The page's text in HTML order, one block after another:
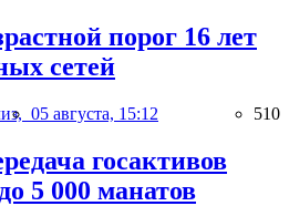
порог 16 лет
сетей
05 августа, 15:12 510
госактивов
5 000 манатов